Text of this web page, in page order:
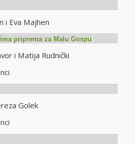
Majhen
priprema za Malu Gospu
Matija Rudnički
Golek